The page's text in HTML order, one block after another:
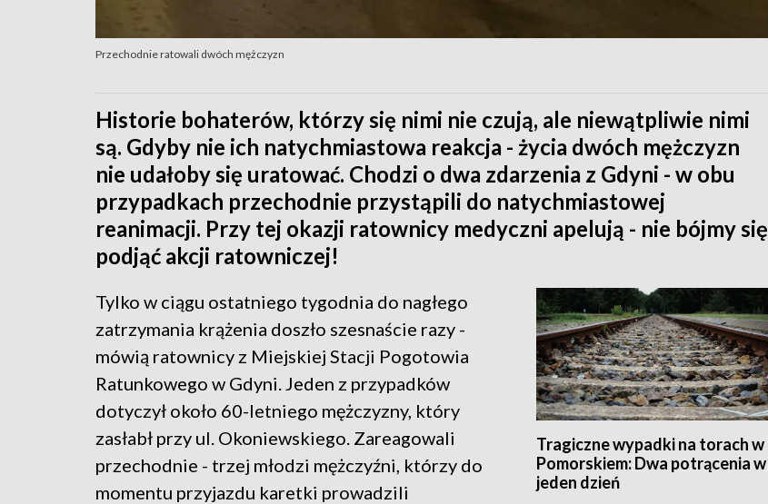
Przechodnie ratowali dwóch mężczyzn
Historie bohaterów, którzy się nimi nie czują, ale niewątpliwie nimi
są. Gdyby nie ich natychmiastowa reakcja - życia dwóch mężczyzn
nie udałoby się uratować. Chodzi o dwa zdarzenia z Gdyni - w obu
przypadkach przechodnie przystąpili do natychmiastowej
reanimacji. Przy tej okazji ratownicy medyczni apelują - nie bójmy się
podjąć akcji ratowniczej!
Tragiczne wypadki na torach w
Pomorskiem: Dwa potrącenia w
jeden dzień
Tylko w ciągu ostatniego tygodnia do nagłego
zatrzymania krążenia doszło szesnaście razy -
mówią ratownicy z Miejskiej Stacji Pogotowia
Ratunkowego w Gdyni. Jeden z przypadków
dotyczył około 60-letniego mężczyzny, który
zasłabł przy ul. Okoniewskiego. Zareagowali
przechodnie - trzej młodzi mężczyźni, którzy do
momentu przyjazdu karetki prowadzili